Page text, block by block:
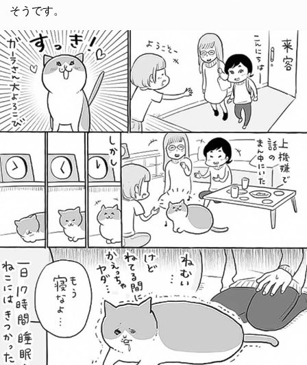
そうです。